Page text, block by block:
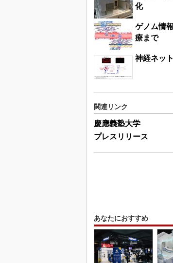
化
ゲノム情
療まで
神経ネッ
関連リンク
慶應義塾大学
プレスリリース
あなたにおすすめ